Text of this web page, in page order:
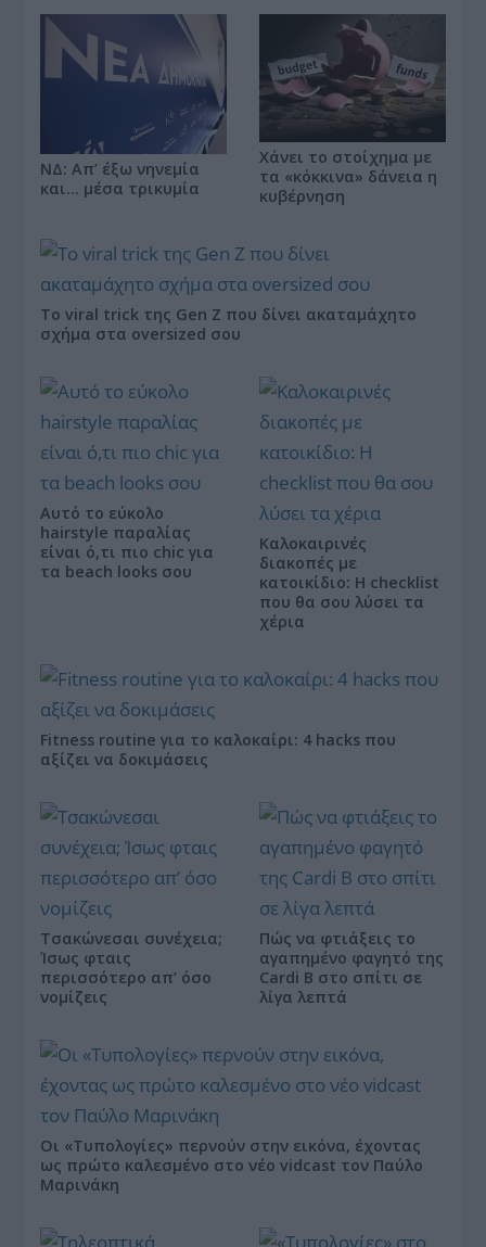
ΝΔ: Απ’ έξω νηνεμία
και… μέσα τρικυμία
Χάνει το στοίχημα με
τα «κόκκινα» δάνεια η
κυβέρνηση
Το viral trick της Gen Z που δίνει ακαταμάχητο
σχήμα στα oversized σου
Αυτό το εύκολο
hairstyle παραλίας
είναι ό,τι πιο chic για
τα beach looks σου
Καλοκαιρινές
διακοπές με
κατοικίδιο: Η checklist
που θα σου λύσει τα
χέρια
Fitness routine για το καλοκαίρι: 4 hacks που
αξίζει να δοκιμάσεις
Τσακώνεσαι συνέχεια;
Ίσως φταις
περισσότερο απ’ όσο
νομίζεις
Πώς να φτιάξεις το
αγαπημένο φαγητό της
Cardi B στο σπίτι σε
λίγα λεπτά
Οι «Τυπολογίες» περνούν στην εικόνα, έχοντας
ως πρώτο καλεσμένο στο νέο vidcast τον Παύλο
Μαρινάκη